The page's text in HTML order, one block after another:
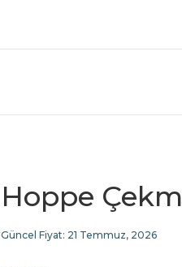
Hoppe
Güncel Fiyat: 21 Temmuz, 2026